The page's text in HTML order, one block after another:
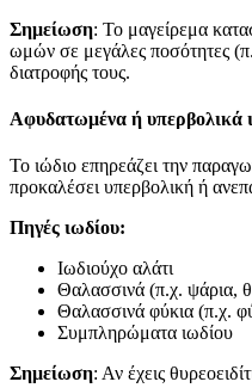
Σημείωση: Το μαγείρεμα
ωμών σε μεγάλες ποσότητες
διατροφής τους.
Αφυδατωμένα ή υπερβολικά
Το ιώδιο επηρεάζει την
προκαλέσει υπερβολική ή
Πηγές ιωδίου:
Ιωδιούχο αλάτι
Θαλασσινά (π.χ. ψάρια,
Θαλασσινά φύκια (π.χ.
Συμπληρώματα ιωδίου
Σημείωση: Αν έχεις